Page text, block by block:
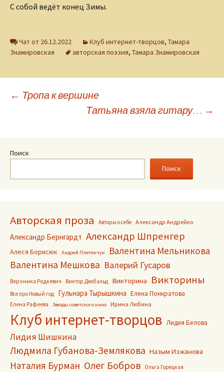
С собой ведёт конец Зимы.
Чат от 26.12.2022 Клуб интернет-творцов, Тамара
Знамировская
авторская поэзия, Тамара Знамировская
Навигация
записям
← Тропа к вершине
Татьяна взяла гитару… →
Поиск
Поиск
Авторская проза Авторы о себе Александр Андрейко
Александр Бернгардт Александр Шпренгер
Алеся Борисюк Андрей Плетенчук
Валентина Мельникова
Валентина Мешкова Валерий Гусаров
Вероника Родкевич Виктор Деобальд Викторина Викторины
Все про Новый год Гульнара Тырышкина Елена Понкратова
Елена Рафеева Звезды советского кино Ирина Любина
Клуб интернет-творцов Лидия Белова
Лидия Шишкина
Людмила Губанова-Землякова Назым Изжанова
Наталия Бурман Олег Бобров Ольга Горецкая